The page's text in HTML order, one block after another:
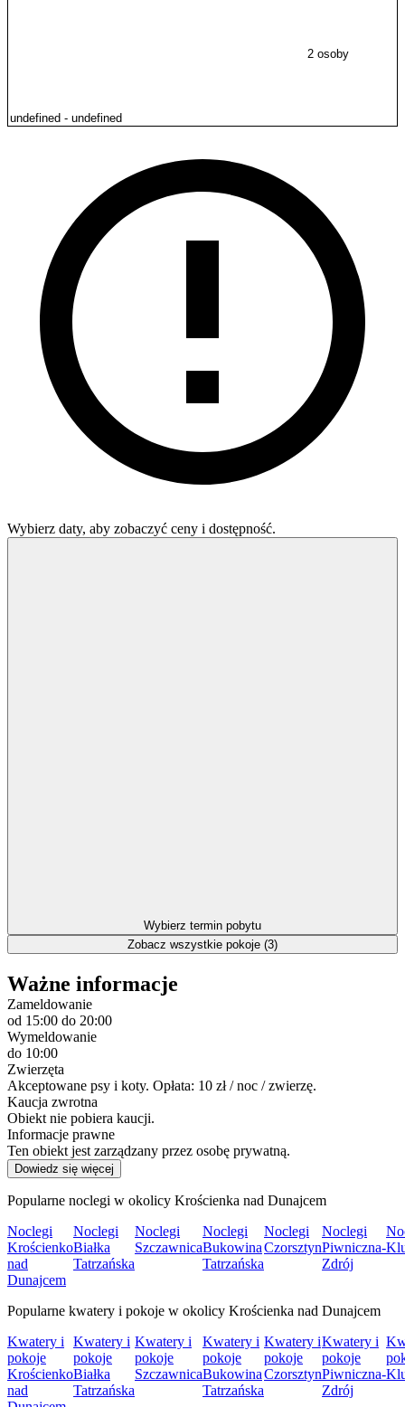
2 osoby
Wybierz daty, aby zobaczyć ceny i dostępność.
Wybierz termin pobytu
Zobacz wszystkie pokoje (3)
Ważne informacje
Zameldowanie
od 15:00 do 20:00
Wymeldowanie
do 10:00
Zwierzęta
Akceptowane psy i koty. Opłata: 10 zł / noc / zwierzę.
Kaucja zwrotna
Obiekt nie pobiera kaucji.
Informacje prawne
Ten obiekt jest zarządzany przez osobę prywatną.
Dowiedz się więcej
Popularne noclegi w okolicy Krościenka nad Dunajcem
Noclegi
Krościenko
nad
Dunajcem
Noclegi
Białka
Tatrzańska
Noclegi
Szczawnica
Noclegi
Bukowina
Tatrzańska
Noclegi
Czorsztyn
Noclegi
Piwniczna-
Zdrój
Popularne kwatery i pokoje w okolicy Krościenka nad Dunajcem
Kwatery i
pokoje
Krościenko
nad
Kwatery i
pokoje
Białka
Tatrzańska
Kwatery i
pokoje
Szczawnica
Kwatery i
pokoje
Bukowina
Tatrzańska
Kwatery i
pokoje
Czorsztyn
Kwatery i
pokoje
Piwniczna-
Zdrój